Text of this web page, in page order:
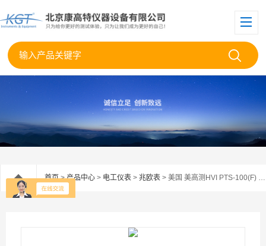
首页>产品中心 > 电工仪表 > 兆欧表 > 美国 美高测HVI PTS-100(F) 兆欧表